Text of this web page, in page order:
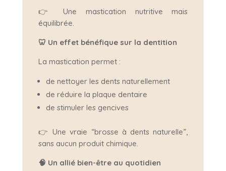
👉 Une mastication nutritive mais
équilibrée.
🦷 Un effet bénéfique sur la dentition
La mastication permet :
de nettoyer les dents naturellement
de réduire la plaque dentaire
de stimuler les gencives
👉 Une vraie “brosse à dents naturelle”,
sans aucun produit chimique.
🧠 Un allié bien-être au quotidien